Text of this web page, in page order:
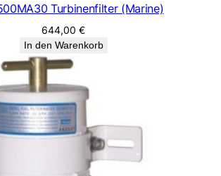
Turbinenfilter (Marine)
644,00 €
In den Warenkorb